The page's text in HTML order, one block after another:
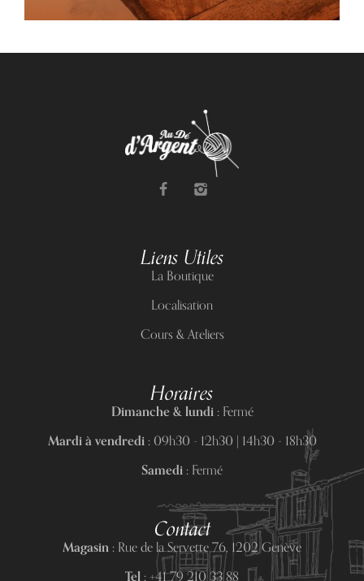
Liens Utiles
La Boutique
Localisation
Cours & Ateliers
Horaires
Dimanche & lundi :Fermé
Mardi à vendredi :09h30 - 12h30 | 14h30 - 18h30
Samedi :Fermé
Contact
Magasin :Rue de la Servette 76, 1202 Genève